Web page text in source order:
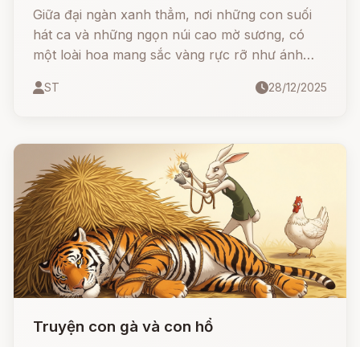
Giữa đại ngàn xanh thẳm, nơi những con suối
hát ca và những ngọn núi cao mờ sương, có
một loài hoa mang sắc vàng rực rỡ như ánh
tượng trưng cho tình yêu mãnh liệt và sự thủy
ST 28/12/2025
Truyện con gà và con hổ